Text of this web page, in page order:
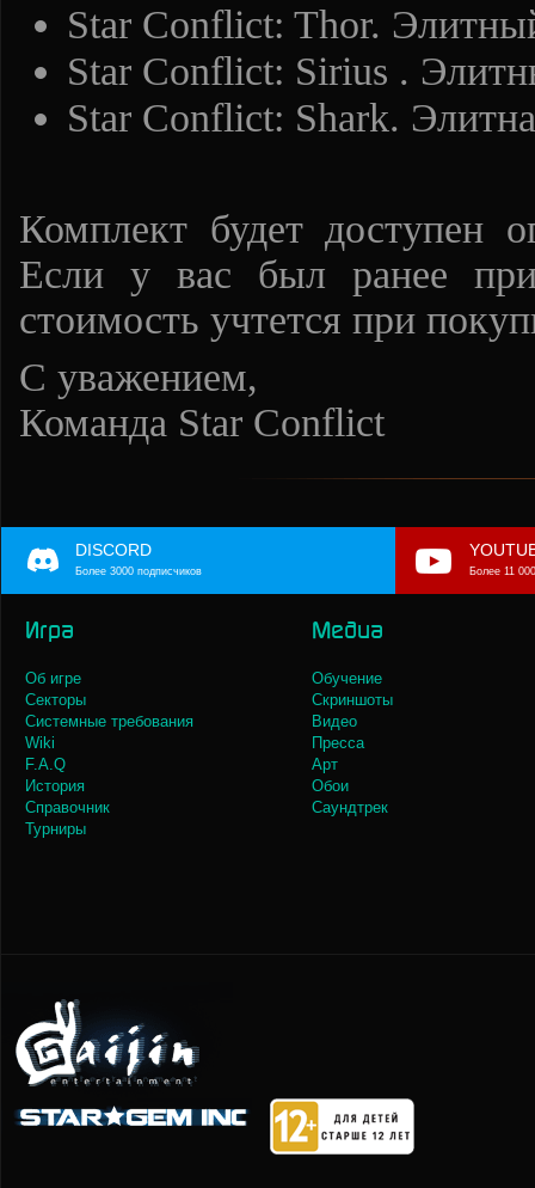
Star Conflict: Thor.
Star Conflict: Sirius .
Star Conflict: Shark.
Комплект будет доступен
Если у вас был ранее
стоимость учтется при
С уважением,
Команда Star Conflict
DISCORD
Более 3000 подписчиков Более 11
Игра
Об игре
Секторы
Системные требования
Wiki
F.A.Q
История
Справочник
Турниры
Медиа
Обучение
Скриншоты
Видео
Пресса
Арт
Обои
Саундтрек